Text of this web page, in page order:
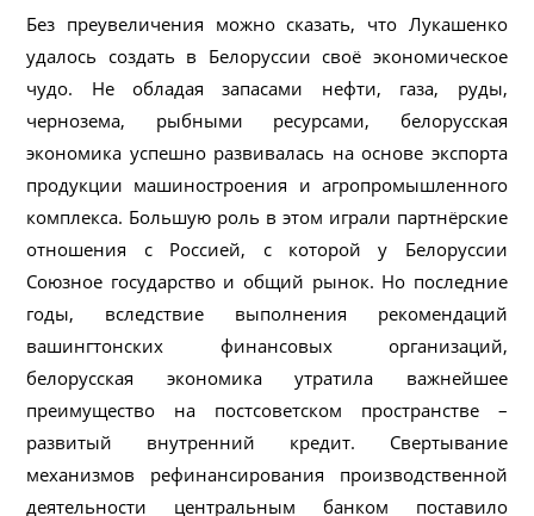
Без преувеличения можно сказать, что Лукашенко
удалось создать в Белоруссии своё экономическое
чудо. Не обладая запасами нефти, газа, руды,
чернозема, рыбными ресурсами, белорусская
экономика успешно развивалась на основе экспорта
продукции машиностроения и агропромышленного
комплекса. Большую роль в этом играли партнёрские
отношения с Россией, с которой у Белоруссии
Союзное государство и общий рынок. Но последние
годы, вследствие выполнения рекомендаций
вашингтонских финансовых организаций,
белорусская экономика утратила важнейшее
преимущество на постсоветском пространстве –
развитый внутренний кредит. Свертывание
механизмов рефинансирования производственной
деятельности центральным банком поставило